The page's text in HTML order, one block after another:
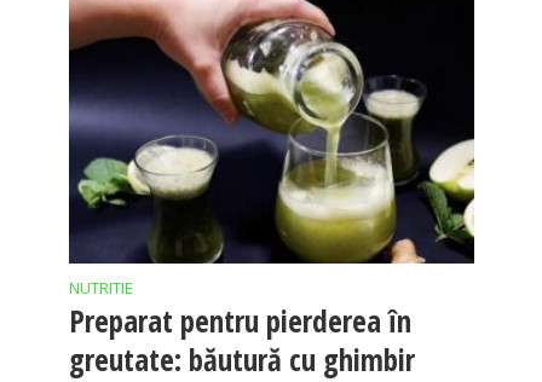
NUTRITIE
Preparat pentru pierderea în
greutate: băutură cu ghimbir